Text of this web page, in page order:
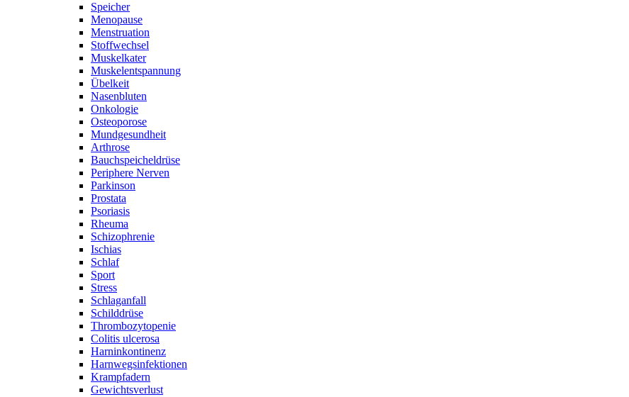
Speicher
Menopause
Menstruation
Stoffwechsel
Muskelkater
Muskelentspannung
Übelkeit
Nasenbluten
Onkologie
Osteoporose
Mundgesundheit
Arthrose
Bauchspeicheldrüse
Periphere Nerven
Parkinson
Prostata
Psoriasis
Rheuma
Schizophrenie
Ischias
Schlaf
Sport
Stress
Schlaganfall
Schilddrüse
Thrombozytopenie
Colitis ulcerosa
Harninkontinenz
Harnwegsinfektionen
Krampfadern
Gewichtsverlust